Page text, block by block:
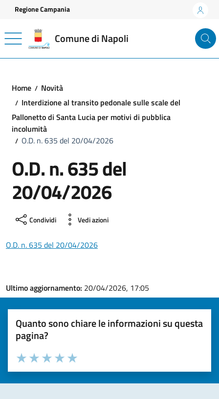
Vai ai contenuti
Vai al footer
Regione Campania
Comune di Napoli
Home
Novità
Interdizione al transito pedonale sulle scale del
Pallonetto di Santa Lucia per motivi di pubblica
incolumità
O.D. n. 635 del 20/04/2026
O.D. n. 635 del
20/04/2026
Condividi Vedi azioni
O.D. n. 635 del 20/04/2026
Ultimo aggiornamento: 20/04/2026, 17:05
Quanto sono chiare le informazioni su questa
pagina?
Valuta la chiarezza delle informazioni (da 1 a 5 stelle)
Seleziona il numero di stelle per valutare la chiarezza delle
Valuta 5 stelle su 5
Valuta 4 stelle su 5
Valuta 3 stelle su 5
Valuta 2 stelle su 5
Valuta 1 stelle su 5